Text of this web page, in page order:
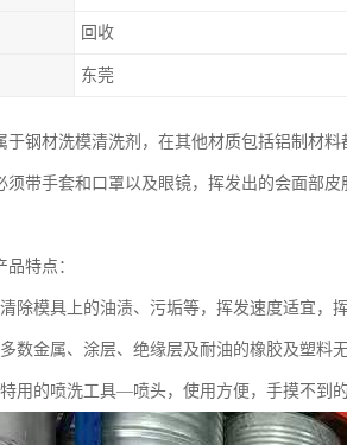
回收
东莞
于钢材洗模清洗剂，在其他材质包括铝制材
须带手套和口罩以及眼镜，挥发出的会面部
品特点：
除模具上的油渍、污垢等，挥发速度适宜，
数金属、涂层、绝缘层及耐油的橡胶及塑料
用的喷洗工具—喷头，使用方便，手摸不到的